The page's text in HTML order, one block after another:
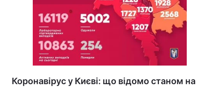
Коронавірус у Києві: що відомо станом на